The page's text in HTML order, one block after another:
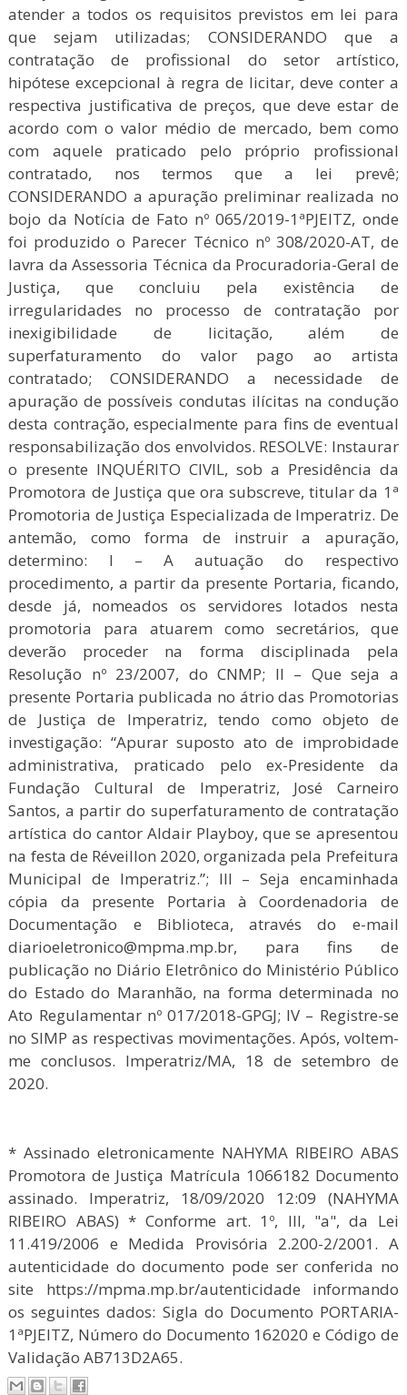
atender a todos os requisitos previstos em lei para
que sejam utilizadas; CONSIDERANDO que a
contratação de profissional do setor artístico,
hipótese excepcional à regra de licitar, deve conter a
respectiva justificativa de preços, que deve estar de
acordo com o valor médio de mercado, bem como
com aquele praticado pelo próprio profissional
contratado, nos termos que a lei prevê;
CONSIDERANDO a apuração preliminar realizada no
bojo da Notícia de Fato nº 065/2019-1ªPJEITZ, onde
foi produzido o Parecer Técnico nº 308/2020-AT, de
lavra da Assessoria Técnica da Procuradoria-Geral de
Justiça, que concluiu pela existência de
irregularidades no processo de contratação por
inexigibilidade de licitação, além de
superfaturamento do valor pago ao artista
contratado; CONSIDERANDO a necessidade de
apuração de possíveis condutas ilícitas na condução
desta contração, especialmente para fins de eventual
responsabilização dos envolvidos. RESOLVE: Instaurar
o presente INQUÉRITO CIVIL, sob a Presidência da
Promotora de Justiça que ora subscreve, titular da 1ª
Promotoria de Justiça Especializada de Imperatriz. De
antemão, como forma de instruir a apuração,
determino: I – A autuação do respectivo
procedimento, a partir da presente Portaria, ficando,
desde já, nomeados os servidores lotados nesta
promotoria para atuarem como secretários, que
deverão proceder na forma disciplinada pela
Resolução nº 23/2007, do CNMP; II – Que seja a
presente Portaria publicada no átrio das Promotorias
de Justiça de Imperatriz, tendo como objeto de
investigação: “Apurar suposto ato de improbidade
administrativa, praticado pelo ex-Presidente da
Fundação Cultural de Imperatriz, José Carneiro
Santos, a partir do superfaturamento de contratação
artística do cantor Aldair Playboy, que se apresentou
na festa de Réveillon 2020, organizada pela Prefeitura
Municipal de Imperatriz.”; III – Seja encaminhada
cópia da presente Portaria à Coordenadoria de
Documentação e Biblioteca, através do e-mail
diarioeletronico@mpma.mp.br, para fins de
publicação no Diário Eletrônico do Ministério Público
do Estado do Maranhão, na forma determinada no
Ato Regulamentar nº 017/2018-GPGJ; IV – Registre-se
no SIMP as respectivas movimentações. Após, voltem-
me conclusos. Imperatriz/MA, 18 de setembro de
2020.
* Assinado eletronicamente NAHYMA RIBEIRO ABAS
Promotora de Justiça Matrícula 1066182 Documento
assinado. Imperatriz, 18/09/2020 12:09 (NAHYMA
RIBEIRO ABAS) * Conforme art. 1º, III, "a", da Lei
11.419/2006 e Medida Provisória 2.200-2/2001. A
autenticidade do documento pode ser conferida no
site https://mpma.mp.br/autenticidade informando
os seguintes dados: Sigla do Documento PORTARIA-
1ªPJEITZ, Número do Documento 162020 e Código de
Validação AB713D2A65.